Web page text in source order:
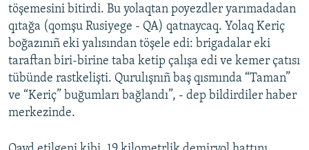
töşemesini bitirdi. Bu yolaqtan poyezdler yarımadadan
qıtağa (qomşu Rusiyege - QA) qatnaycaq. Yolaq Keriç
boğazınıñ eki yalısından töşele edi: brigadalar eki
taraftan biri-birine taba ketip çalışa edi ve kemer çatısı
tübünde rastkelişti. Qurulışnıñ baş qısmında “Taman”
ve “Keriç” buğumları bağlandı”, - dep bildirdiler haber
merkezinde.